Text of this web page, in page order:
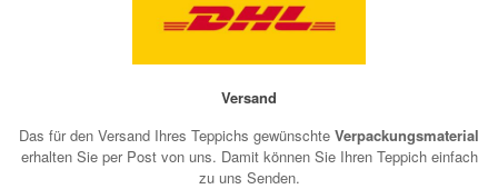
Versand
Das für den Versand Ihres Teppichs gewünschte Verpackungsmaterial
erhalten Sie per Post von uns. Damit können Sie Ihren Teppich einfach
zu uns Senden.